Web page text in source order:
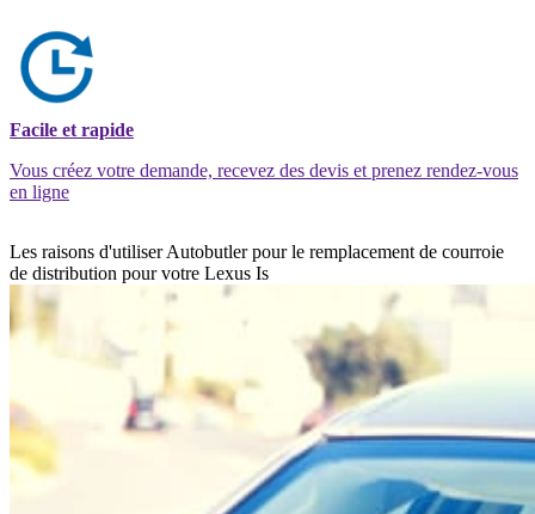
Facile et rapide
Vous créez votre demande, recevez des devis et prenez rendez-vous
en ligne
Les raisons d'utiliser Autobutler pour le remplacement de courroie
de distribution pour votre Lexus Is